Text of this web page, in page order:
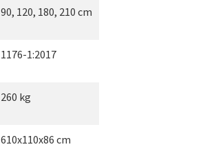
90, 120, 180, 210 cm
1176-1:2017
260 kg
610x110x86 cm